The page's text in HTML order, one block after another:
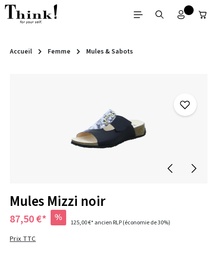
Passer au contenu principal
Accueil Femme Mules & Sabots
Mules Mizzi noir
87,50 €* % 125,00 €*ancien RLP(économie de 30%)
Prix TTC